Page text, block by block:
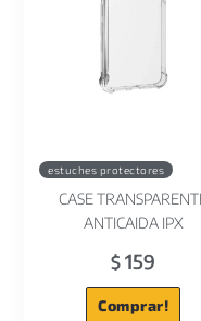
estuches protectores
CASE
ANTICAIDA IPX
$ 159
Comprar!